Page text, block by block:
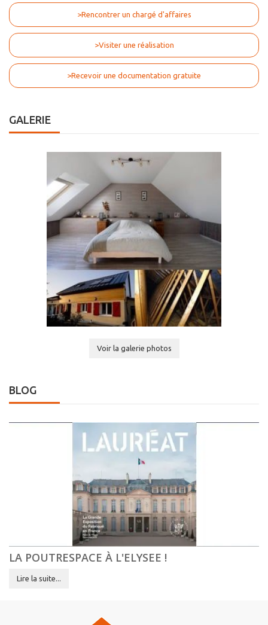
>Rencontrer un chargé d'affaires
>Visiter une réalisation
>Recevoir une documentation gratuite
GALERIE
Voir la galerie photos
BLOG
LA POUTRESPACE À L'ELYSEE !
Lire la suite...